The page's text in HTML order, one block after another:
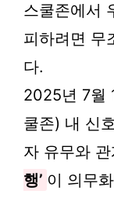
스쿨존에서
피하려면 무
다.
2025년 7월
쿨존) 내 신
자 유무와 관
행’ 이 의무